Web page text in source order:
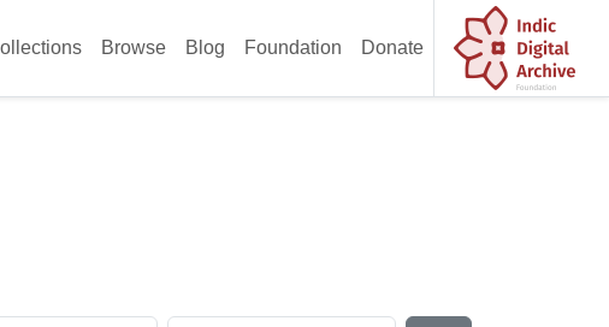
Browse Blog Foundation Donate